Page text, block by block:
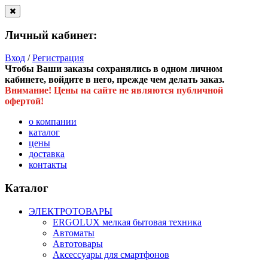
Личный кабинет:
Вход /Регистрация
Чтобы Ваши заказы сохранялись в одном личном
кабинете, войдите в него, прежде чем делать заказ.
Внимание! Цены на сайте не являются публичной
офертой!
о компании
каталог
цены
доставка
контакты
Каталог
ЭЛЕКТРОТОВАРЫ
ERGOLUX мелкая бытовая техника
Автоматы
Автотовары
Аксессуары для смартфонов